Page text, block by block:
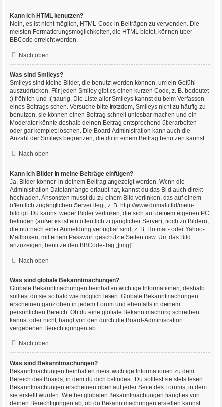
Kann ich HTML benutzen?
Nein, es ist nicht möglich, HTML-Code in Beiträgen zu verwenden. Die
meisten Formatierungsmöglichkeiten, die HTML bietet, können über
BBCode erreicht werden.
Nach oben
Was sind Smileys?
Smileys sind kleine Bilder, die benutzt werden können, um ein Gefühl
auszudrücken. Für jeden Smiley gibt es einen kurzen Code, z. B. bedeutet
:) fröhlich und :( traurig. Die Liste aller Smileys kannst du beim Verfassen
eines Beitrags sehen. Versuche bitte trotzdem, Smileys nicht zu häufig zu
benutzen, sie können einen Beitrag schnell unlesbar machen und ein
Moderator könnte deshalb deinen Beitrag entsprechend überarbeiten
oder gar komplett löschen. Die Board-Administration kann auch die
Anzahl der Smileys begrenzen, die du in einem Beitrag benutzen kannst.
Nach oben
Kann ich Bilder in meine Beiträge einfügen?
Ja, Bilder können in deinem Beitrag angezeigt werden. Wenn die
Administration Dateianhänge erlaubt hat, kannst du das Bild auch direkt
hochladen. Ansonsten musst du zu einem Bild verlinken, das auf einem
öffentlich zugänglichen Server liegt, z. B. http://www.domain.tld/mein-
bild.gif. Du kannst weder Bilder verlinken, die sich auf deinem eigenen PC
befinden (außer es ist ein öffentlich zugänglicher Server), noch zu Bildern,
die nur nach einer Anmeldung verfügbar sind, z. B. Hotmail- oder Yahoo-
Mailboxen, mit einem Passwort geschützte Seiten usw. Um das Bild
anzuzeigen, benutze den BBCode-Tag „[img]“.
Nach oben
Was sind globale Bekanntmachungen?
Globale Bekanntmachungen beinhalten wichtige Informationen, deshalb
solltest du sie so bald wie möglich lesen. Globale Bekanntmachungen
erscheinen ganz oben in jedem Forum und ebenfalls in deinem
persönlichen Bereich. Ob du eine globale Bekanntmachung schreiben
kannst oder nicht, hängt von den durch die Board-Administration
vergebenen Berechtigungen ab.
Nach oben
Was sind Bekanntmachungen?
Bekanntmachungen beinhalten meist wichtige Informationen zu dem
Bereich des Boards, in dem du dich befindest. Du solltest sie stets lesen.
Bekanntmachungen erscheinen oben auf jeder Seite des Forums, in dem
sie erstellt wurden. Wie bei globalen Bekanntmachungen hängt es von
deinen Berechtigungen ab, ob du Bekanntmachungen erstellen kannst